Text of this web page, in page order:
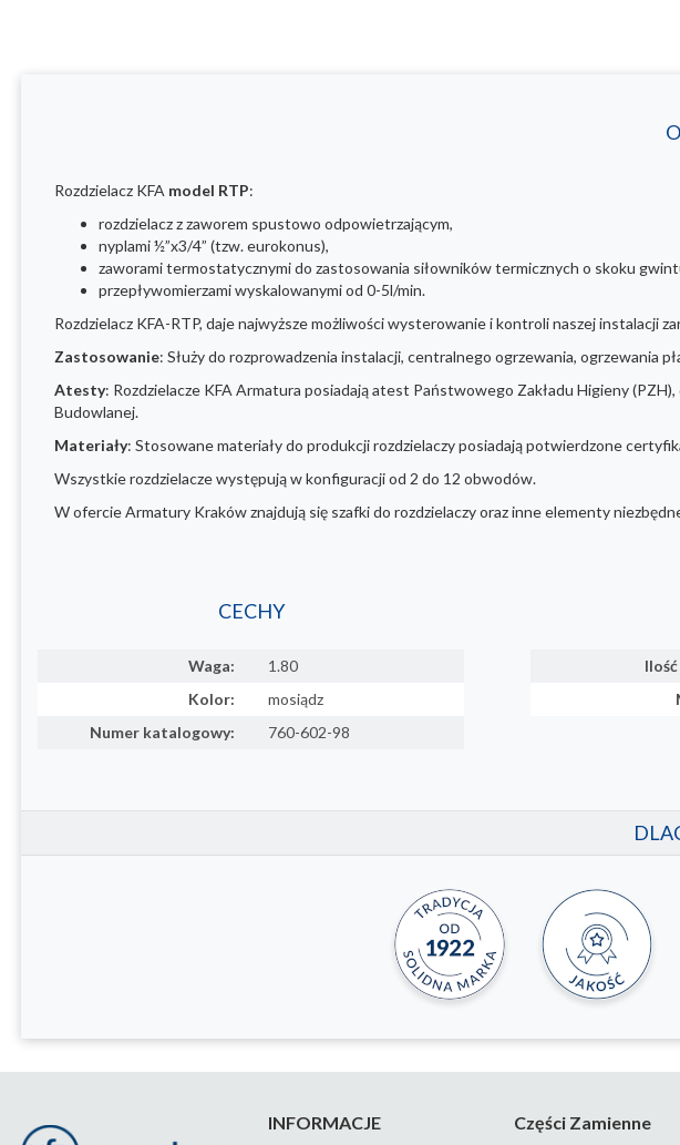
Rozdzielacz KFA model RTP:
rozdzielacz z zaworem spustowo odpowietrzającym,
nyplami ½”x3/4” (tzw. eurokonus),
zaworami termostatycznymi do zastosowania siłowników termicznych o skoku
przepływomierzami wyskalowanymi od 0-5l/min.
Rozdzielacz KFA-RTP, daje najwyższe możliwości wysterowanie i kontroli naszej instalacji
Zastosowanie: Służy do rozprowadzenia instalacji, centralnego ogrzewania, ogrzewania
Atesty: Rozdzielacze KFA Armatura posiadają atest Państwowego Zakładu Higieny
Budowlanej.
Materiały: Stosowane materiały do produkcji rozdzielaczy posiadają potwierdzone
Wszystkie rozdzielacze występują w konfiguracji od 2 do 12 obwodów.
W ofercie Armatury Kraków znajdują się szafki do rozdzielaczy oraz inne elementy
CECHY
Waga:
1.80
Kolor:
mosiądz
Numer katalogowy:
760-602-98
INFORMACJE Części Zamienne